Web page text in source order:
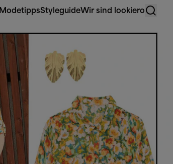
ModetippsStyleguideWir sind lookiero